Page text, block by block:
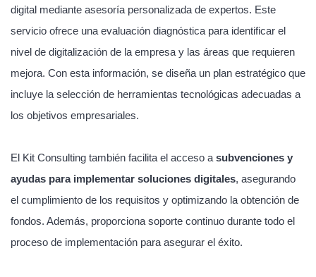
digital mediante asesoría personalizada de expertos. Este
servicio ofrece una evaluación diagnóstica para identificar el
nivel de digitalización de la empresa y las áreas que requieren
mejora. Con esta información, se diseña un plan estratégico que
incluye la selección de herramientas tecnológicas adecuadas a
los objetivos empresariales.
El Kit Consulting también facilita el acceso a subvenciones y
ayudas para implementar soluciones digitales, asegurando
el cumplimiento de los requisitos y optimizando la obtención de
fondos. Además, proporciona soporte continuo durante todo el
proceso de implementación para asegurar el éxito.